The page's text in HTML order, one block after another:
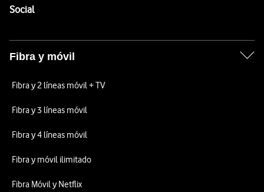
SocialEnlaces a las redes sociales de Vodafone
Fibra y móvil
Fibra y 2 líneas móvil + TV
Fibra y 3 líneas móvil
Fibra y 4 líneas móvil
Fibra y móvil ilimitado
Fibra Móvil y Netflix